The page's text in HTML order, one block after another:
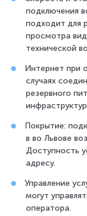
подключения
подходит для
просмотра
технической
Интернет при
случаях
резервного
Покрытие:
в во Львове
Доступность
адресу.
Управление
могут
оператора.